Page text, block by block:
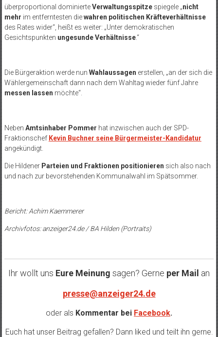
überproportional dominierteVerwaltungsspitzespiegele „nicht
mehr im entferntesten diewahren politischen Kräfteverhältnisse
des Rates wider“, heißt es weiter: „Unter demokratischen
Gesichtspunkten ungesunde Verhältnisse.“
Die Bürgeraktion werde nun Wahlaussagen erstellen, „an der sich die
Wählergemeinschaft dann nach dem Wahltag wieder fünf Jahre
messen lassen möchte“.
Neben Amtsinhaber Pommer hat inzwischen auch der SPD-
Fraktionschef Kevin Buchner seine Bürgermeister-Kandidatur
angekündigt.
Die Hildener Parteien und Fraktionen positionieren sich also nach
und nach zur bevorstehenden Kommunalwahl im Spätsommer.
Bericht: Achim Kaemmerer
Archivfotos: anzeiger24.de / BA Hilden (Portraits)
Ihr wollt uns Eure Meinung sagen? Gerne per Mail an
presse@anzeiger24.de
oder als Kommentar bei Facebook.
Euch hat unser Beitrag gefallen? Dann liked und teilt ihn gerne.